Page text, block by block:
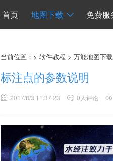
首页 地图下载 免费服
当前位置：> 软件教程 > 万能地图下
标注点的参数说明
2017/8/3 11:37:23 0人评论